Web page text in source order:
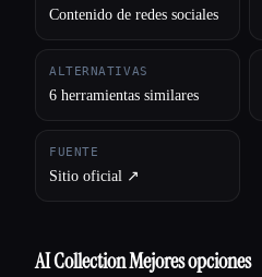
Contenido de redes sociales
ALTERNATIVAS
6 herramientas similares
FUENTE
Sitio oficial ↗︎
AI Collection Mejores opciones